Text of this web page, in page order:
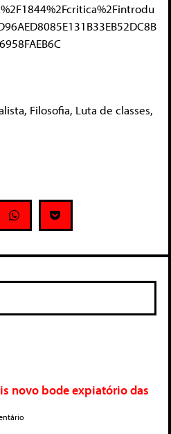
, Filosofia, Luta de classes,
novo bode expiatório das